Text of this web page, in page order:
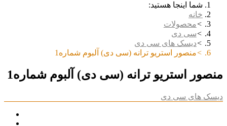
شما اینجا هستید:
خانه
محصولات
سی دی
دیسک های سی دی
منصور استریو ترانه (سی دی) آلبوم شماره1
منصور استریو ترانه (سی دی) آلبوم شماره1
دیسک های سی دی